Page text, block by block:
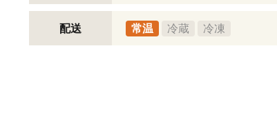
配送 常温 冷蔵 冷凍